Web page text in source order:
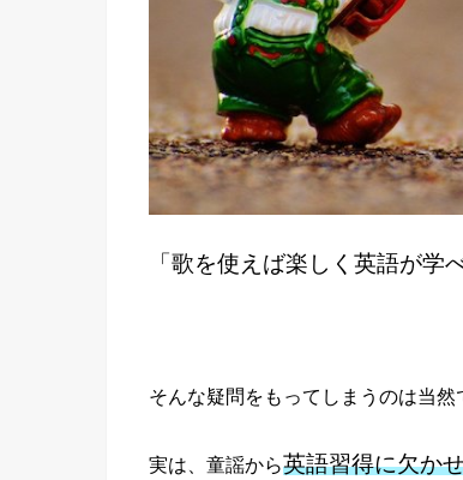
「歌を使えば楽しく英語が学
そんな疑問をもってしまうのは当然
実は、童謡から英語習得に欠か